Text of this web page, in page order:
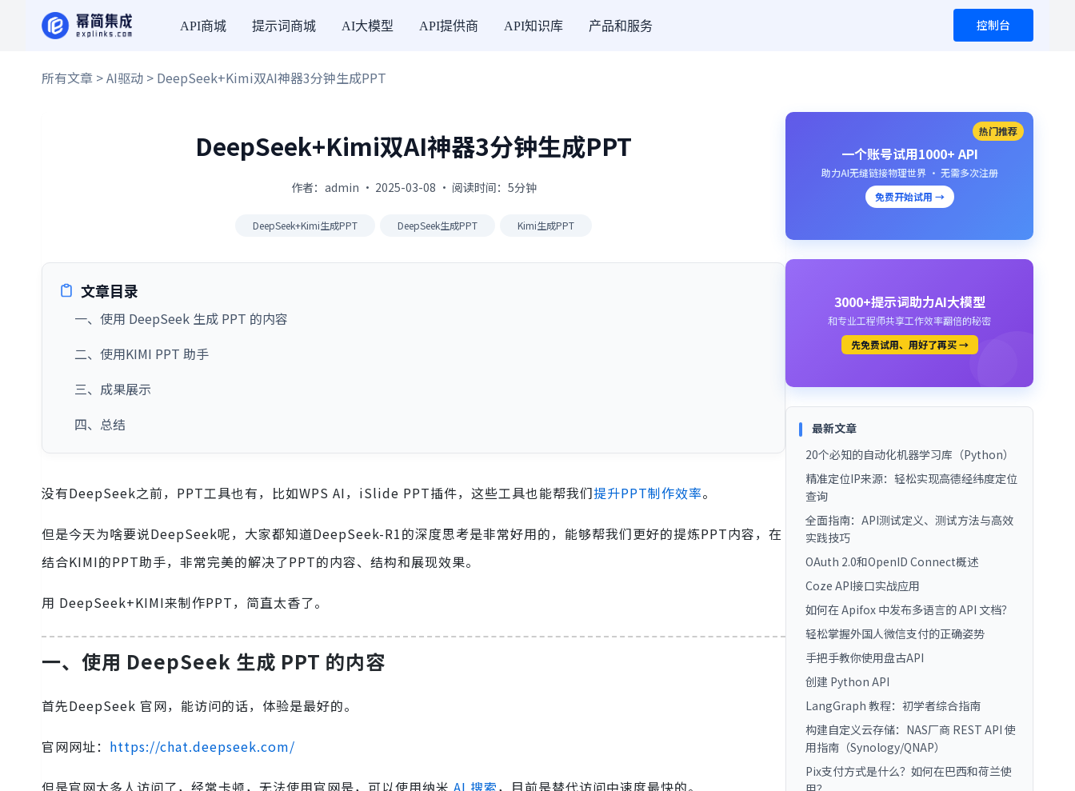
API商城 提示词商城 AI大模型 API提供商 API知识库 产品和服务 控制台
所有文章 >AI驱动 > DeepSeek+Kimi双AI神器3分钟生成PPT
DeepSeek+Kimi双AI神器3分钟生成PPT
作者：admin · 2025-03-08 · 阅读时间：5分钟
DeepSeek+Kimi生成PPT DeepSeek生成PPT Kimi生成PPT
文章目录
一、使用 DeepSeek 生成 PPT 的内容
二、使用KIMI PPT 助手
三、成果展示
四、总结
没有DeepSeek之前，PPT工具也有，比如WPS AI，iSlide PPT插件，这些工具也能帮我们提升PPT制作效率。
但是今天为啥要说DeepSeek呢，大家都知道DeepSeek-R1的深度思考是非常好用的，能够帮我们更好的提炼PPT内容，在
结合KIMI的PPT助手，非常完美的解决了PPT的内容、结构和展现效果。
用 DeepSeek+KIMI来制作PPT，简直太香了。
一、使用 DeepSeek 生成 PPT 的内容
首先DeepSeek 官网，能访问的话，体验是最好的。
官网网址： https://chat.deepseek.com/
但是官网太多人访问了，经常卡顿，无法使用官网是，可以使用纳米 AI 搜索，目前是替代访问中速度最快的。
热门推荐
一个账号试用1000+ API
助力AI无缝链接物理世界 · 无需多次注册
免费开始试用 →
3000+提示词助力AI大模型
和专业工程师共享工作效率翻倍的秘密
先免费试用、用好了再买 →
最新文章
20个必知的自动化机器学习库（Python）
精准定位IP来源：轻松实现高德经纬度定位
查询
全面指南：API测试定义、测试方法与高效
实践技巧
OAuth 2.0和OpenID Connect概述
Coze API接口实战应用
如何在 Apifox 中发布多语言的 API 文档？
轻松掌握外国人微信支付的正确姿势
手把手教你使用盘古API
创建 Python API
LangGraph 教程：初学者综合指南
构建自定义云存储：NAS厂商 REST API 使
用指南（Synology/QNAP）
Pix支付方式是什么？如何在巴西和荷兰使